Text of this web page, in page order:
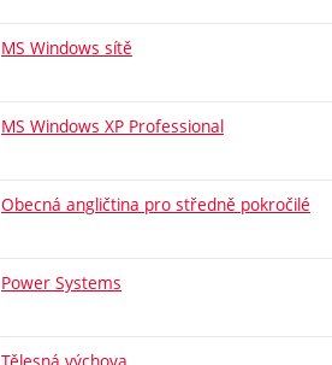
MS Windows sítě
MS Windows XP Professional
Obecná angličtina pro středně pokročilé
Power Systems